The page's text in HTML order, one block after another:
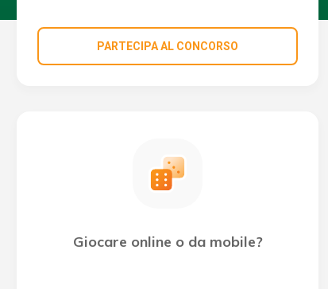
PARTECIPA AL CONCORSO
Giocare online o da mobile?